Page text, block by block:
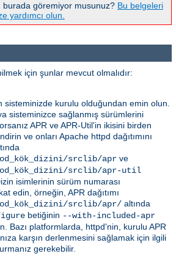
burada göremiyor musunuz? Bu belgeleri
yardımcı olun.
için şunlar mevcut olmalıdır:
sisteminizde kurulu olduğundan emin olun.
sisteminizce sağlanmış sürümlerini
APR ve APR-Util'in ikisini birden
ve onları Apache httpd dağıtımını
srclib/apr ve
srclib/apr-util
isimlerinin sürüm numarası
edin, örneğin, APR dağıtımı
srclib/apr/ altında
betiğinin --with-included-apr
Bazı platformlarda, httpd'nin, kurulu APR
karşın derlenmesini sağlamak için ilgili
gerekebilir.